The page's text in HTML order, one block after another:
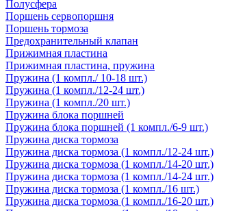
Полусфера
Поршень сервопоршня
Поршень тормоза
Предохранительный клапан
Прижимная пластина
Прижимная пластина, пружина
Пружина (1 компл./ 10-18 шт.)
Пружина (1 компл./12-24 шт.)
Пружина (1 компл./20 шт.)
Пружина блока поршней
Пружина блока поршней (1 компл./6-9 шт.)
Пружина диска тормоза
Пружина диска тормоза (1 компл./12-24 шт.)
Пружина диска тормоза (1 компл./14-20 шт.)
Пружина диска тормоза (1 компл./14-24 шт.)
Пружина диска тормоза (1 компл./16 шт.)
Пружина диска тормоза (1 компл./16-20 шт.)